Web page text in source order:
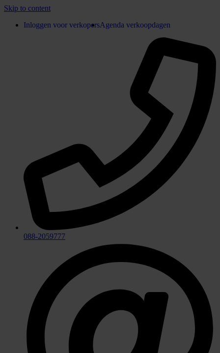
Skip to content
Inloggen voor verkopersAgenda verkoopdagen
088-2059777